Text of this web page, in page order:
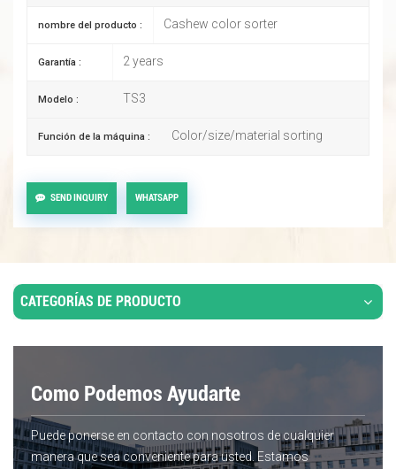
nombre del producto : Cashew color sorter
Garantía : 2 years
Modelo : TS3
Función de la máquina : Color/size/material sorting
SEND INQUIRY WHATSAPP
CATEGORÍAS DE PRODUCTO
Como Podemos Ayudarte
Puede ponerse en contacto con nosotros de cualquier
manera que sea conveniente para usted. Estamos